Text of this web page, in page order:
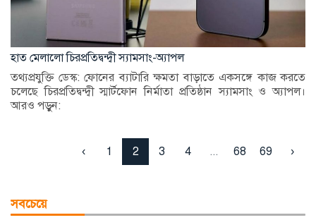
হাত মেলালো চিরপ্রতিদ্বন্দ্বী স্যামসাং-অ্যাপল
তথ্যপ্রযুক্তি ডেস্ক: ফোনের ব্যাটারি ক্ষমতা বাড়াতে একসঙ্গে কাজ করতে
চলেছে চিরপ্রতিদ্বন্দ্বী স্মার্টফোন নির্মাতা প্রতিষ্ঠান স্যামসাং ও অ্যাপল।
আরও পড়ুন:
‹ 1 2 3 4 ... 68 69 ›
সবচেয়ে